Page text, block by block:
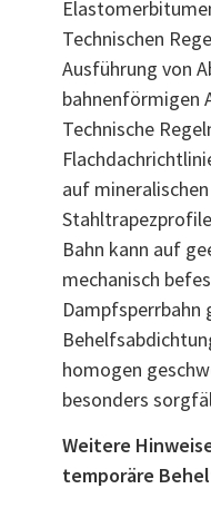
Technischen
Ausführung von
bahnenförmigen
Technische
auf
Bahn kann auf
mechanisch
Dampfsperrbahn
homogen
besonders
Weitere
temporäre